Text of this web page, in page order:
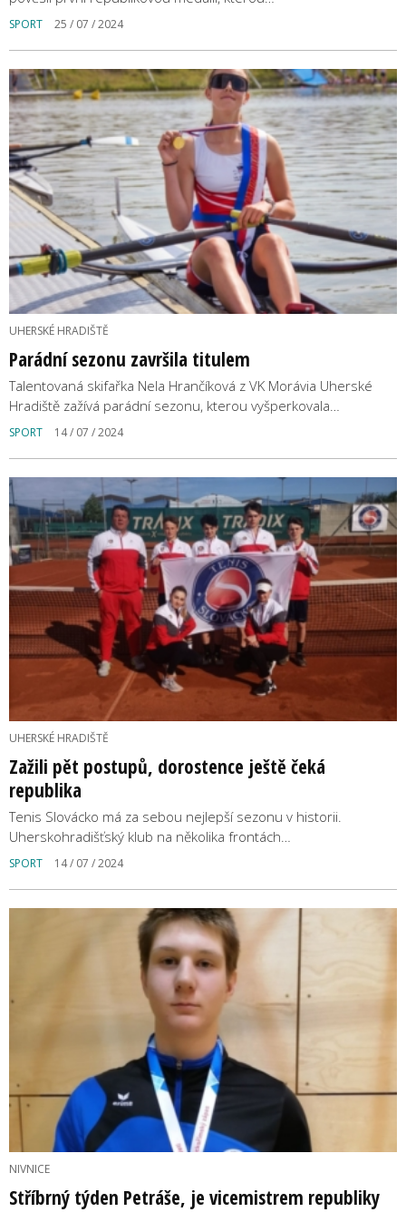
SPORT 25 / 07 / 2024
UHERSKÉ HRADIŠTĚ
Parádní sezonu završila titulem
Talentovaná skifařka Nela Hrančíková z VK Morávia Uherské
Hradiště zažívá parádní sezonu, kterou vyšperkovala…
SPORT 14 / 07 / 2024
UHERSKÉ HRADIŠTĚ
Zažili pět postupů, dorostence ještě čeká
republika
Tenis Slovácko má za sebou nejlepší sezonu v historii.
Uherskohradišťský klub na několika frontách…
SPORT 14 / 07 / 2024
NIVNICE
Stříbrný týden Petráše, je vicemistrem republiky